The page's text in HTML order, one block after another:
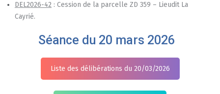
DEL2026-42 : Cession de la parcelle ZD 359 – Lieudit La
Cayrié.
Séance du 20 mars 2026
Liste des délibérations du 20/03/2026